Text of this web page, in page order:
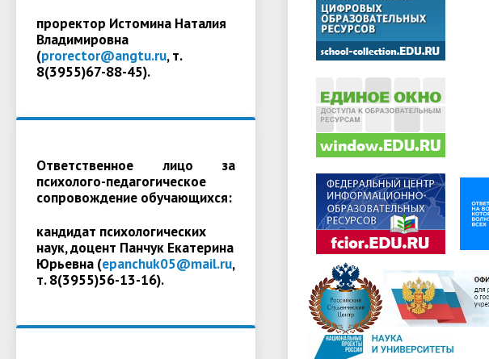
проректор Истомина Наталия
Владимировна
(prorector@angtu.ru, т.
8(3955)67-88-45).
Ответственное лицо за
психолого-педагогическое
сопровождение обучающихся:
кандидат психологических
наук, доцент Панчук Екатерина
Юрьевна (epanchuk05@mail.ru,
т. 8(3955)56-13-16).